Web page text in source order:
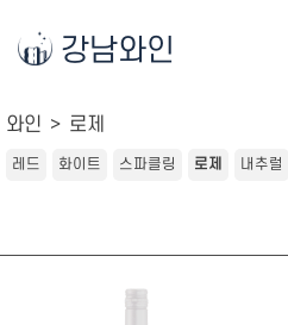
강남와인
와인 로제
레드 화이트 스파클링 로제 내추럴